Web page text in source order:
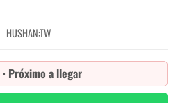
HUSHAN:TW
· Próximo a llegar